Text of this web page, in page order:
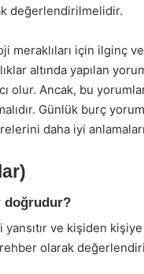
değerlendirilmelidir.
için ilginç ve
altında yapılan
olur. Ancak, bu
Günlük burç
daha iyi
doğrudur?
ve kişiden
olarak